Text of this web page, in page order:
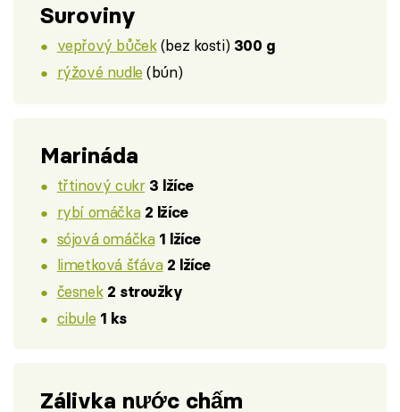
Suroviny
vepřový bůček(bez kosti) 300 g
rýžové nudle (bún)
Marináda
třtinový cukr 3 lžíce
rybí omáčka 2 lžíce
sójová omáčka 1 lžíce
limetková šťáva 2 lžíce
česnek 2 stroužky
cibule 1 ks
Zálivka nước chấm